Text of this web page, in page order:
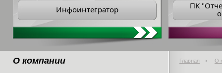
Инфоинтегратор
ПK
О компании Главная О